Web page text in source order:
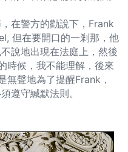
在警方的勸說下，Frank
但在要開口的一剎那，他
說地出現在法庭上，然後
時候，我不能理解，後來
無聲地為了提醒Frank，
遵守緘默法則。